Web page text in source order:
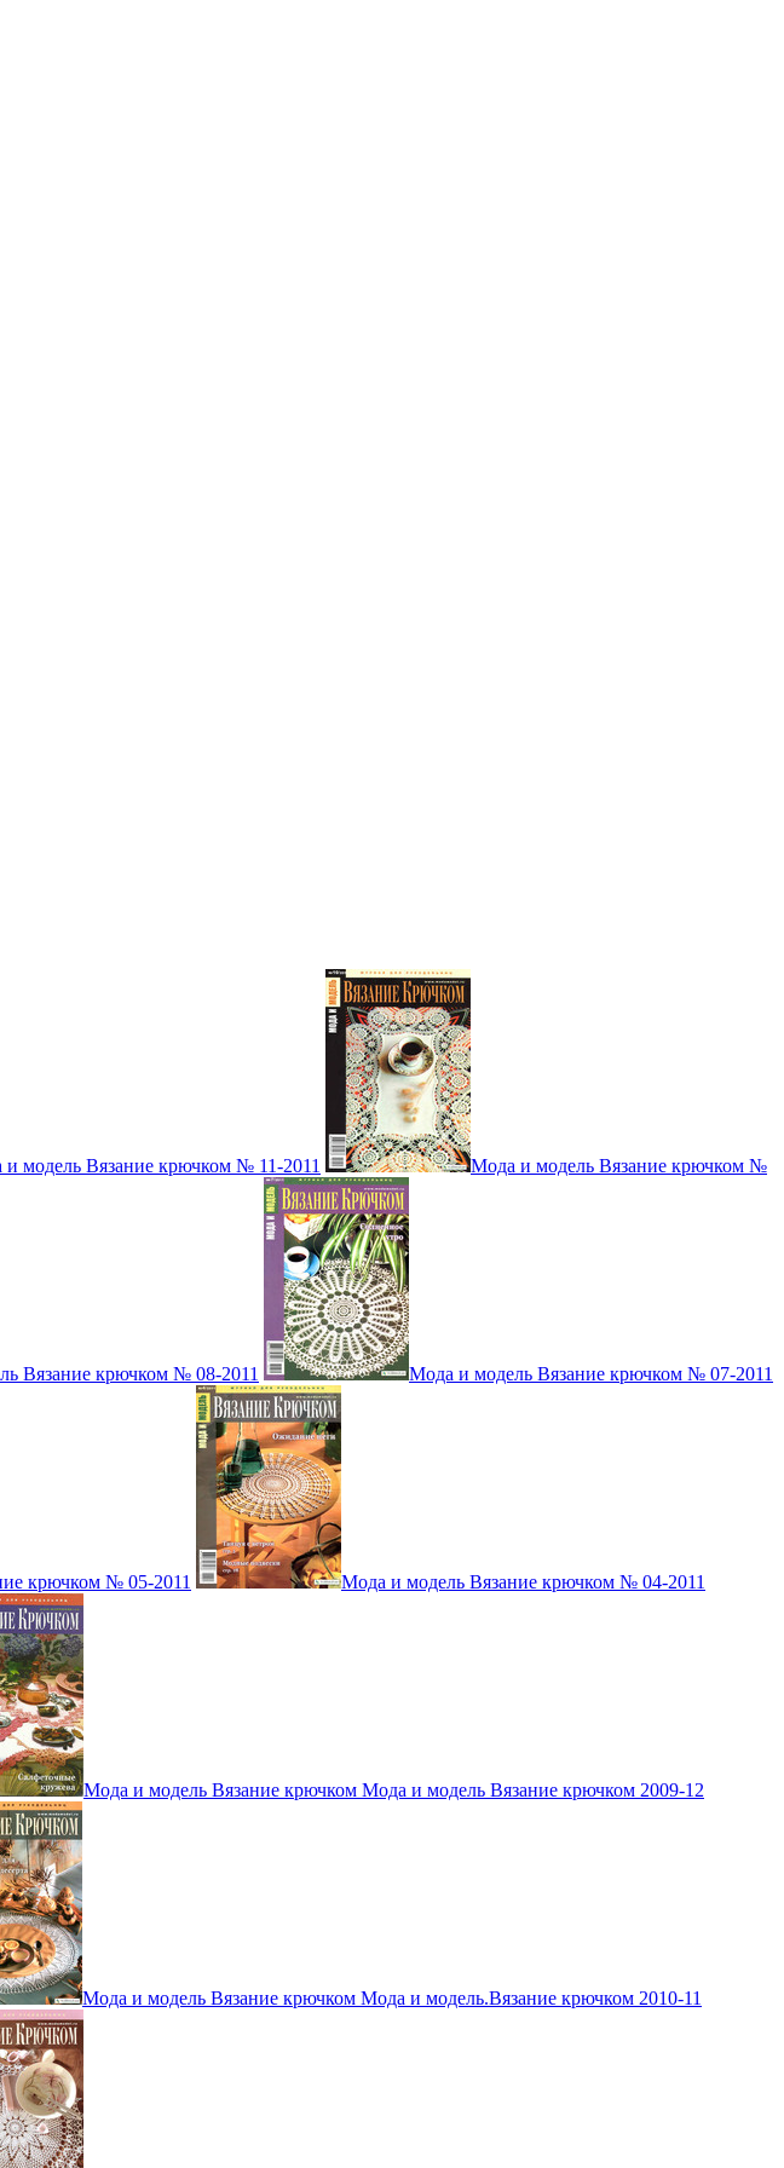
модель Вязание крючком № 11-2011 Мода и модель Вязание крючком №
Вязание крючком № 08-2011 Мода и модель Вязание крючком № 07-2011
крючком № 05-2011 Мода и модель Вязание крючком № 04-2011
Мода и модель Вязание крючком Мода и модель Вязание крючком 2009-12
Мода и модель Вязание крючком Мода и модель.Вязание крючком 2010-11